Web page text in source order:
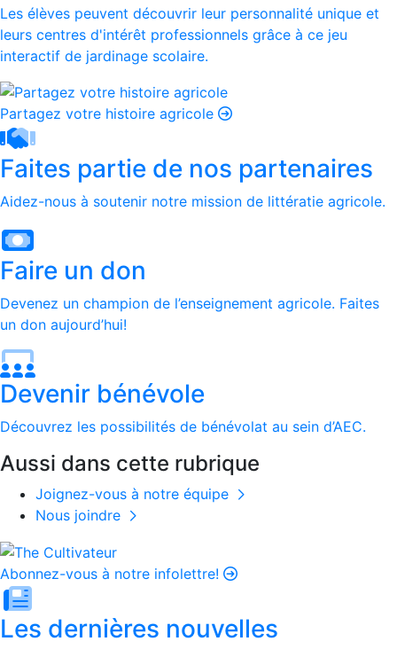
Les élèves peuvent découvrir leur personnalité unique et
leurs centres d'intérêt professionnels grâce à ce jeu
interactif de jardinage scolaire.
Partagez votre histoire agricole
Faites partie de nos partenaires
Aidez-nous à soutenir notre mission de littératie agricole.
Faire un don
Devenez un champion de l’enseignement agricole. Faites
un don aujourd’hui!
Devenir bénévole
Découvrez les possibilités de bénévolat au sein d’AEC.
Aussi dans cette rubrique
Joignez-vous à notre équipe
Nous joindre
Abonnez-vous à notre infolettre!
Les dernières nouvelles